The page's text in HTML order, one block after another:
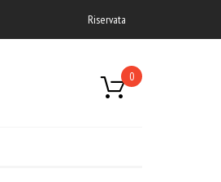
Riservata
0